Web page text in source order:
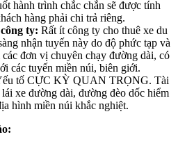
hành trình chắc chắn sẽ được tính
hàng phải chi trả riêng.
ty: Rất ít công ty cho thuê xe du
nhận tuyến này do độ phức tạp và
đơn vị chuyên chạy đường dài, có
các tuyến miền núi, biên giới.
tố CỰC KỲ QUAN TRỌNG. Tài
xe đường dài, đường đèo dốc hiểm
hình miền núi khắc nghiệt.